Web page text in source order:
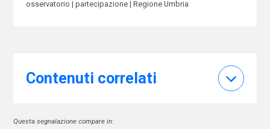
osservatorio partecipazione Regione Umbria
Contenuti correlati
Questa segnalazione compare in: